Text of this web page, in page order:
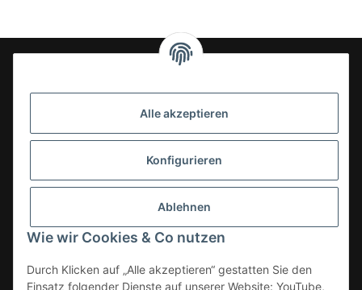
Alle akzeptieren
Konfigurieren
Ablehnen
Wie wir Cookies & Co nutzen
Durch Klicken auf „Alle akzeptieren“ gestatten Sie den
Einsatz folgender Dienste auf unserer Website: YouTube,
24-7en Kioskbedarf GmbH
- Sezer Kahveci & Cengiz Inci
33142 Büren, Deutschland
Kategorien